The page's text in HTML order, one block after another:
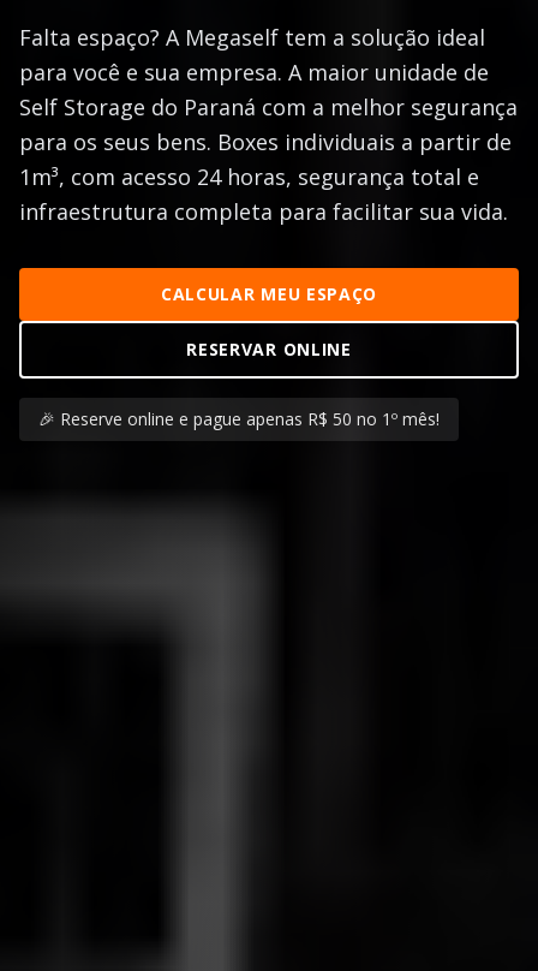
Falta espaço? A Megaself tem a solução ideal
para você e sua empresa. A maior unidade de
Self Storage do Paraná com a melhor segurança
para os seus bens. Boxes individuais a partir de
1m³, com acesso 24 horas, segurança total e
infraestrutura completa para facilitar sua vida.
CALCULAR MEU ESPAÇO
RESERVAR ONLINE
🎉 Reserve online e pague apenas R$ 50 no 1º mês!